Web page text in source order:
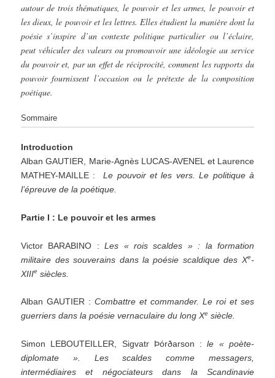
autour de trois thématiques, le pouvoir et les armes, le pouvoir et
les dieux, le pouvoir et les lettres. Elles étudient la manière dont la
poésie s’inspire d’un contexte politique particulier ou l’éclaire,
peut véhiculer des valeurs ou promouvoir une idéologie au service
du pouvoir et, par un effet de réciprocité, comment les rapports du
pouvoir fournissent l’occasion ou le prétexte de la composition
poétique.
Sommaire
Introduction
Alban GAUTIER, Marie-Agnès LUCAS-AVENEL et Laurence
MATHEY-MAILLE :Le pouvoir et les vers. Le politique à
l’épreuve de la poétique.
Partie I : Le pouvoir et les armes
Victor BARABINO :Les « rois scaldes » : la formation
militaire des souverains dans la poésie scaldique des Xe-
XIIIe siècles.
Alban GAUTIER :Combattre et commander. Le roi et ses
guerriers dans la poésie vernaculaire du long Xe siècle.
Simon LEBOUTEILLER, Sigvatr Þórðarson :le « poète-
diplomate ». Les scaldes comme messagers,
intermédiaires et négociateurs dans la Scandinavie